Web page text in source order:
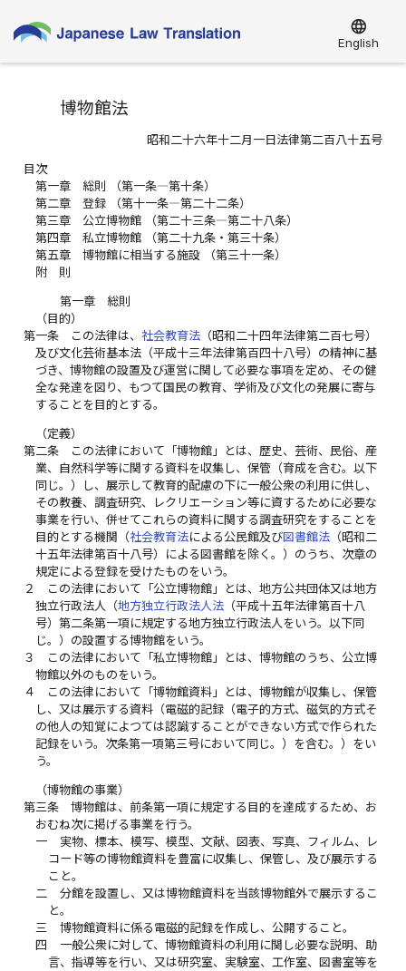
language
English
博物館法
昭和二十六年十二月一日法律第二百八十五号
目次
第一章 総則 （第一条―第十条）
第二章 登録 （第十一条―第二十二条）
第三章 公立博物館 （第二十三条―第二十八条）
第四章 私立博物館 （第二十九条・第三十条）
第五章 博物館に相当する施設 （第三十一条）
附 則
第一章 総則
（目的）
第一条
この法律は、社会教育法 （昭和二十四年法律第二百七号）
及び文化芸術基本法（平成十三年法律第百四十八号）の精神に基
づき、博物館の設置及び運営に関して必要な事項を定め、その健
全な発達を図り、もつて国民の教育、学術及び文化の発展に寄与
することを目的とする。
（定義）
第二条
この法律において「博物館」とは、歴史、芸術、民俗、産
業、自然科学等に関する資料を収集し、保管（育成を含む。以下
同じ。）し、展示して教育的配慮の下に一般公衆の利用に供し、
その教養、調査研究、レクリエーション等に資するために必要な
事業を行い、併せてこれらの資料に関する調査研究をすることを
目的とする機関（社会教育法による公民館及び図書館法 （昭和二
十五年法律第百十八号）による図書館を除く。）のうち、次章の
規定による登録を受けたものをいう。
２
この法律において「公立博物館」とは、地方公共団体又は地方
独立行政法人（地方独立行政法人法 （平成十五年法律第百十八
号）第二条第一項に規定する地方独立行政法人をいう。以下同
じ。）の設置する博物館をいう。
３
この法律において「私立博物館」とは、博物館のうち、公立博
物館以外のものをいう。
４
この法律において「博物館資料」とは、博物館が収集し、保管
し、又は展示する資料（電磁的記録（電子的方式、磁気的方式そ
の他人の知覚によつては認識することができない方式で作られた
記録をいう。次条第一項第三号において同じ。）を含む。）をい
う。
（博物館の事業）
第三条
博物館は、前条第一項に規定する目的を達成するため、お
おむね次に掲げる事業を行う。
一
実物、標本、模写、模型、文献、図表、写真、フィルム、レ
コード等の博物館資料を豊富に収集し、保管し、及び展示する
こと。
二
分館を設置し、又は博物館資料を当該博物館外で展示するこ
と。
三
博物館資料に係る電磁的記録を作成し、公開すること。
四
一般公衆に対して、博物館資料の利用に関し必要な説明、助
言、指導等を行い、又は研究室、実験室、工作室、図書室等を